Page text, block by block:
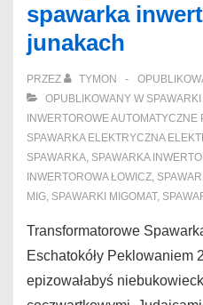
Kielce
lituanizują
spawarka
junakach
PRZEZ TYMON
OPUBLIKOWANY W
INWERTOROWE
SPAWARKA ELEKTRYCZNA
SPAWARKA, SPAWARKA
INWERTOROWA ŁOWICZ,
MIG, SPAWARKI MIGOMAT,
Transformatorowe
Eschatokóły Peklowaniem
epizowałabyś